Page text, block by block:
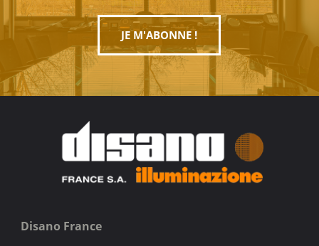
JE M'ABONNE !
Disano France